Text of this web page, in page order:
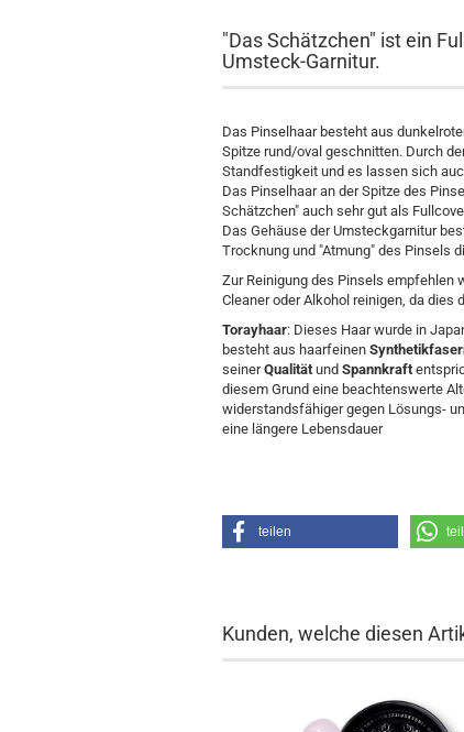
"Das Schätzchen" ist ein
Umsteck-Garnitur.
Das Pinselhaar besteht aus
Spitze rund/oval geschnitten. Durch
Standfestigkeit und es lassen sich
Das Pinselhaar an der Spitze des
Schätzchen" auch sehr gut als
Das Gehäuse der Umsteckgarnitur
Trocknung und "Atmung" des Pinsels
Zur Reinigung des Pinsels empfehlen
Cleaner oder Alkohol reinigen, da dies
Torayhaar: Dieses Haar wurde in
besteht aus haarfeinen
seinerQualitätund Spannkraft
diesem Grund eine beachtenswerte
widerstandsfähiger gegen Lösungs-
eine längere Lebensdauer
teilen
Kunden, welche diesen